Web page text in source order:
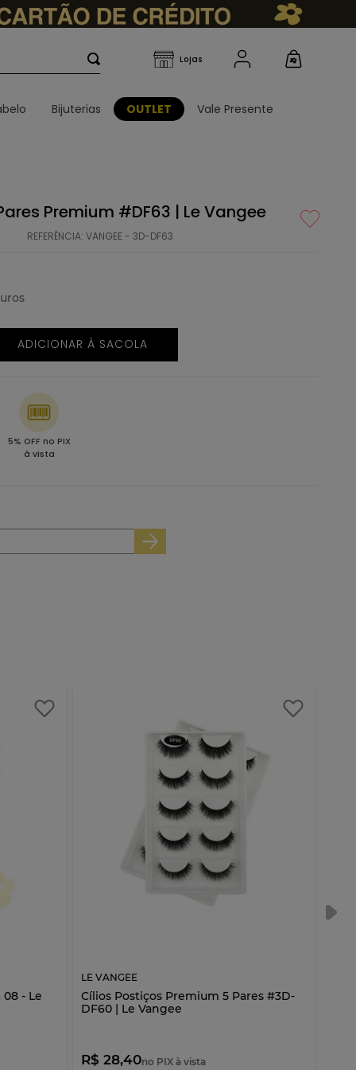
Bijuterias OUTLET Vale Presente
Premium #DF63 | Le Vangee
REFERÊNCIA: VANGEE - 3D-DF63
ADICIONAR À SACOLA
5% OFF no PIX
à vista
- Le
LE VANGEE
Cílios Postiços Premium 5 Pares #3D-
DF60 | Le Vangee
R$ 28,40no PIX à vista